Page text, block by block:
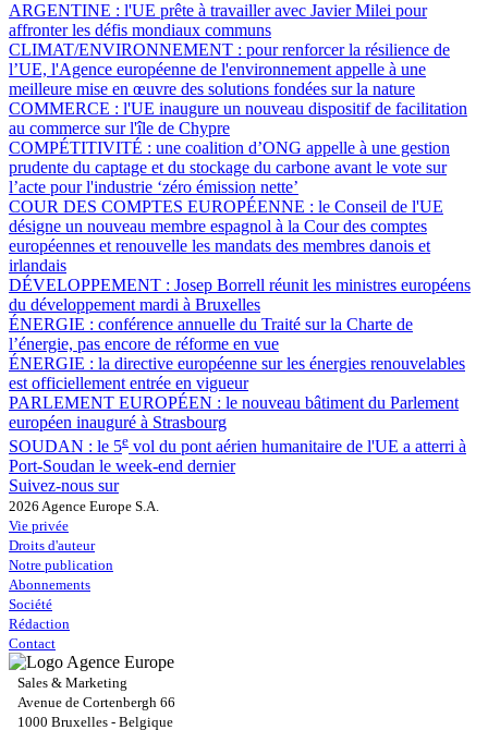
ARGENTINE : l'UE prête à travailler avec Javier Milei pour
affronter les défis mondiaux communs
CLIMAT/ENVIRONNEMENT : pour renforcer la résilience de
l’UE, l'Agence européenne de l'environnement appelle à une
meilleure mise en œuvre des solutions fondées sur la nature
COMMERCE : l'UE inaugure un nouveau dispositif de facilitation
au commerce sur l'île de Chypre
COMPÉTITIVITÉ : une coalition d’ONG appelle à une gestion
prudente du captage et du stockage du carbone avant le vote sur
l’acte pour l'industrie ‘zéro émission nette’
COUR DES COMPTES EUROPÉENNE : le Conseil de l'UE
désigne un nouveau membre espagnol à la Cour des comptes
européennes et renouvelle les mandats des membres danois et
irlandais
DÉVELOPPEMENT : Josep Borrell réunit les ministres européens
du développement mardi à Bruxelles
ÉNERGIE : conférence annuelle du Traité sur la Charte de
l’énergie, pas encore de réforme en vue
ÉNERGIE : la directive européenne sur les énergies renouvelables
est officiellement entrée en vigueur
PARLEMENT EUROPÉEN : le nouveau bâtiment du Parlement
européen inauguré à Strasbourg
SOUDAN : le 5e vol du pont aérien humanitaire de l'UE a atterri à
Port-Soudan le week-end dernier
Suivez-nous sur
2026 Agence Europe S.A.
Vie privée
Droits d'auteur
Notre publication
Abonnements
Société
Rédaction
Contact
Sales & Marketing
Avenue de Cortenbergh 66
1000 Bruxelles - Belgique